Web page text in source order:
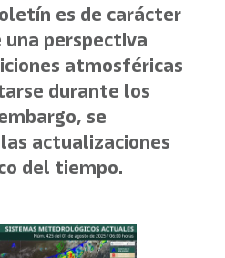
es de carácter
perspectiva
atmosféricas
durante los
se
actualizaciones
del tiempo.